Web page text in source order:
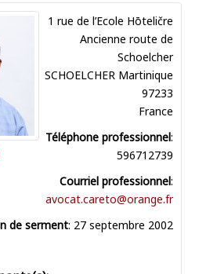
1 rue de l’Ecole Hōteličre
Ancienne route de
Schoelcher
SCHOELCHER Martinique
97233
France
Téléphone professionnel:
596712739
Courriel professionnel:
avocat.careto@orange.fr
de serment: 27 septembre 2002